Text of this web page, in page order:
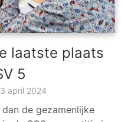
laatste plaats
5
april 2024
de gezamenlijke